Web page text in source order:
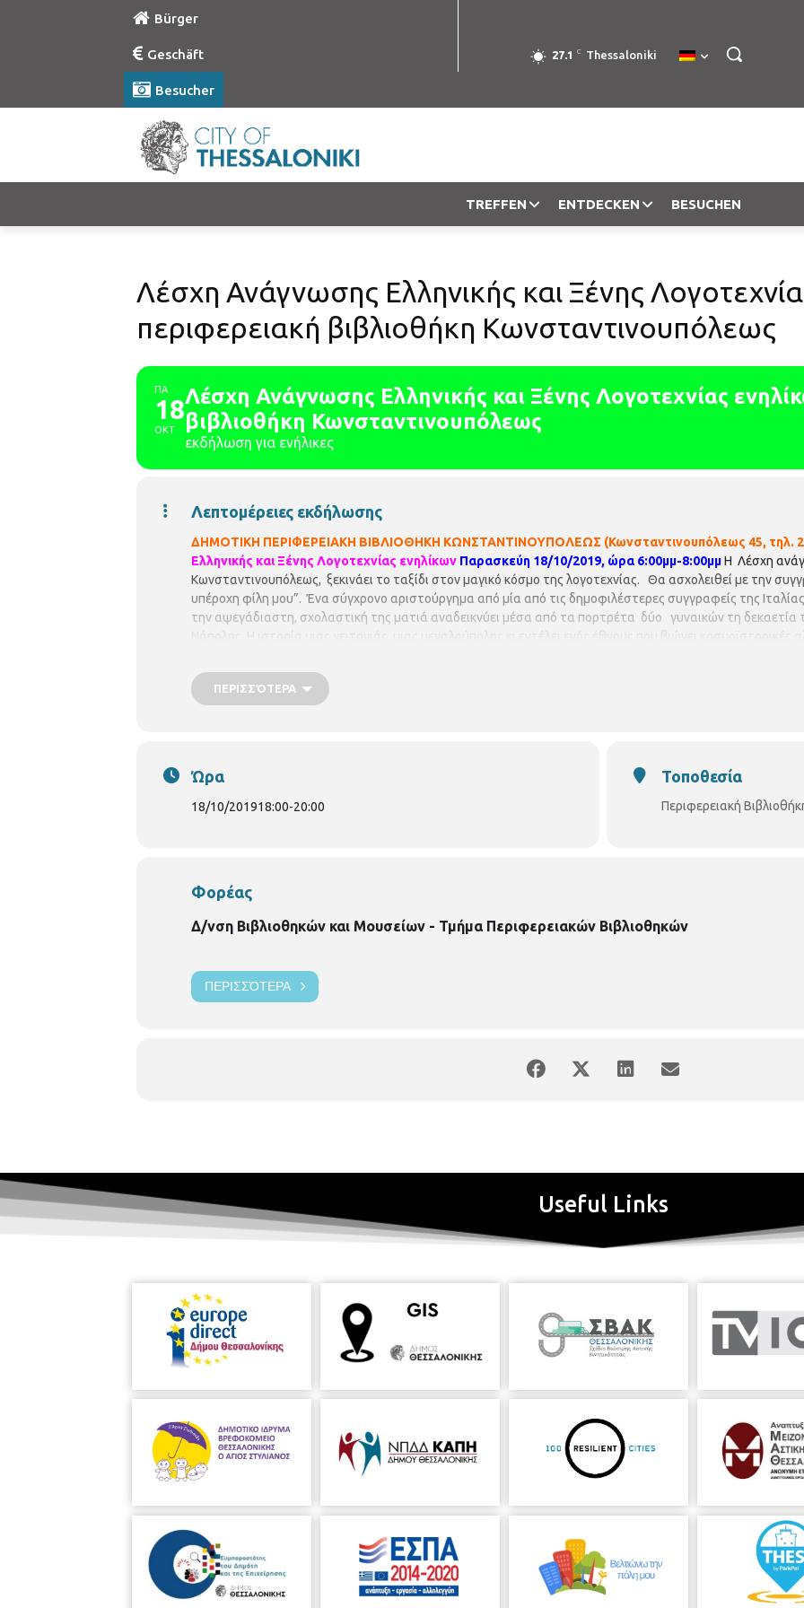
Bürger
Geschäft
Besucher
27.1 C Thessaloniki
TREFFEN ENTDECKEN BESUCHEN
Λέσχη Ανάγνωσης Ελληνικής και Ξένης
περιφερειακή βιβλιοθήκη Κωνσταντινουπόλεως
ΠΑ
18
ΟΚΤ
Λέσχη Ανάγνωσης Ελληνικής και Ξένης Λογοτεχνίας
βιβλιοθήκη Κωνσταντινουπόλεως
εκδήλωση για ενήλικες
Λεπτομέρειες εκδήλωσης
ΔΗΜΟΤΙΚΗ ΠΕΡΙΦΕΡΕΙΑΚΗ ΒΙΒΛΙΟΘΗΚΗ ΚΩΝΣΤΑΝΤΙΝΟΥΠΟΛΕΩΣ (Κωνσταντινουπόλεως 45, τηλ.
Ελληνικής και Ξένης Λογοτεχνίας ενηλίκων Παρασκεύη 18/10/2019, ώρα 6:00μμ-8:00μμH Λέσχη
Κωνσταντινουπόλεως, ξεκινάει το ταξίδι στον μαγικό κόσμο της λογοτεχνίας. Θα ασχολειθεί με την
υπέροχη φίλη μου”. Ένα σύγχρονο αριστούργημα από μία από τις δημοφιλέστερες συγγραφείς της
την αψεγάδιαστη, σχολαστική της ματιά αναδεικνύει μέσα από τα πορτρέτα δύο γυναικών τη δεκαετία
Νάπολης. Η ιστορία μιας γειτονιάς, μιας μεγαλούπολης κι εντέλει ενός έθνους που βιώνει
Αν θέλετε να συμμετέχετε στον μαγικό κόσμο της Λέσχης ανάγνωσης της Βιβλιοθήκης
όνομα, mail και τηλέφωνο. Θα χαρούμε να σας δούμε όλους, συνταξιδιώτες στο μαγικό κόσμο της
ΠΕΡΙΣΣΌΤΕΡΑ
Ώρα
18/10/201918:00-20:00
Τοποθεσία
Περιφερειακή
Φορέας
Δ/νση Βιβλιοθηκών και Μουσείων - Τμήμα Περιφερειακών Βιβλιοθηκών
ΠΕΡΙΣΣΌΤΕΡΑ
Useful Links